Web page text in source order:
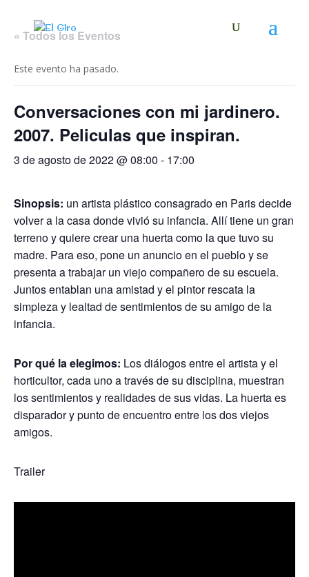
« Todos los Eventos
Este evento ha pasado.
Conversaciones con mi jardinero.
2007. Peliculas que inspiran.
3 de agosto de 2022 @ 08:00 - 17:00
Sinopsis: un artista plástico consagrado en Paris decide
volver a la casa donde vivió su infancia. Allí tiene un gran
terreno y quiere crear una huerta como la que tuvo su
madre. Para eso, pone un anuncio en el pueblo y se
presenta a trabajar un viejo compañero de su escuela.
Juntos entablan una amistad y el pintor rescata la
simpleza y lealtad de sentimientos de su amigo de la
infancia.
Por qué la elegimos: Los diálogos entre el artista y el
horticultor, cada uno a través de su disciplina, muestran
los sentimientos y realidades de sus vidas. La huerta es
disparador y punto de encuentro entre los dos viejos
amigos.
Trailer